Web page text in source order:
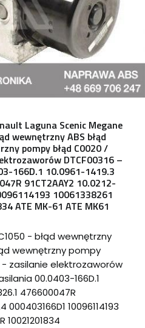
Laguna Scenic Megane
wewnętrzny ABS błąd
pompy błąd C0020 /
DTCF00316 –
166D.1 10.0961-1419.3
91CT2AAY2 10.0212-
10061338261
ATE MK-61 ATE MK61
- błąd wewnętrzny
wewnętrzny pompy
- zasilanie elektrozaworów
00.0403-166D.1
476600047R
000403166D1 10096114193
10021201834